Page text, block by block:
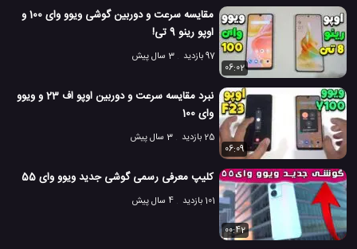
مقایسه سرعت و دوربین گوشی ویوو وای 100 و
اوپو رینو 9 تی!
97 بازدید
3 سال پیش
06:02
نبرد مقایسه سرعت و دوربین اوپو اف 23 و ویوو
وای 100
25 بازدید
3 سال پیش
06:09
کلیپ معرفی رسمی گوشی جدید ویوو وای 55
101 بازدید 4 سال پیش
00:42